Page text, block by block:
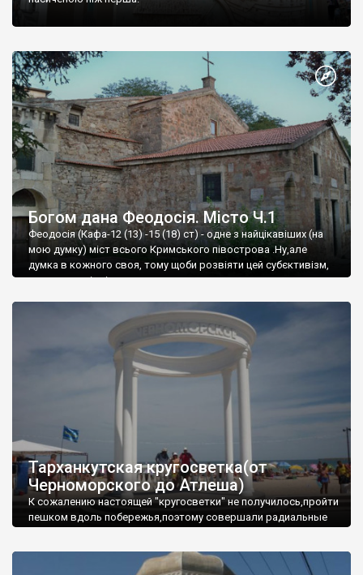
Богом дана Феодосія. Місто Ч.1
Феодосія (Кафа-12 (13) -15 (18) ст) - одне з найцікавіших (на
мою думку) міст всього Кримського півострова .Ну,але
думка в кожного своя, тому щоби розвіяти цей субєктивізм,
запрошую відвідати це
Тарханкутская кругосветка(от
Черноморского до Атлеша)
К сожалению настоящей "кругосветки" не получилось,пройти
пешком вдоль побережья,поэтому совершали радиальные